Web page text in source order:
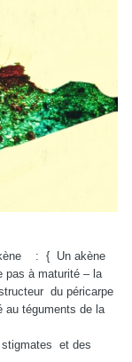
: { Un akène
pas à maturité – la
du péricarpe
téguments de la
stigmates et des